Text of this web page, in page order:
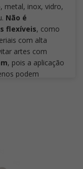
metal, inox, vidro,
Não é
flexíveis, como
com alta
artes com
, pois a aplicação
podem
processos de